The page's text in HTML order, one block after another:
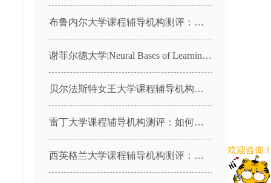
布鲁内尔大学课程辅导机构测评：如何拿下“伦敦名校”的高强度学业？
谢菲尔德大学|Neural Bases of Learning and Development|PSY303课程辅导
贝尔法斯特女王大学课程辅导机构测评：如何拿下“罗素集团名校”的高强度学业？
雷丁大学课程辅导机构测评：如何拿下“亨利商学院”的高强度学业？
西英格兰大学课程辅导机构测评：如何拿下“英国最美城市大学”的高强度学业？